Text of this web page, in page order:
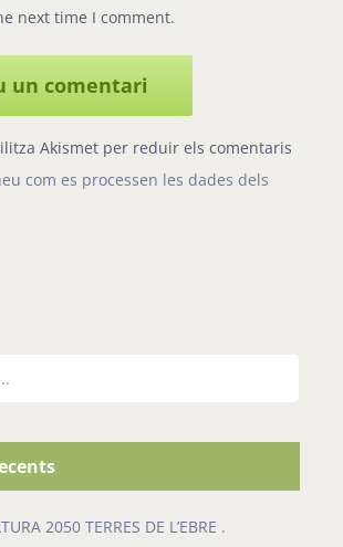
next time I comment.
Akismet per reduir els comentaris
com es processen les dades dels
2050 TERRES DE L’EBRE .